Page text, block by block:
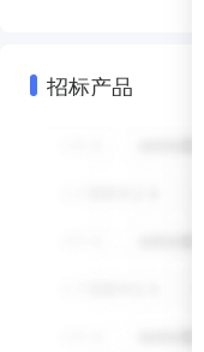
招标产品